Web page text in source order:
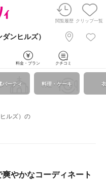
閲覧履歴 クリップ一覧
ンヒルズ）
料金・プラン クチコミ
パーティ 料理・ケーキ
ルズ）の
やかなコーディネート